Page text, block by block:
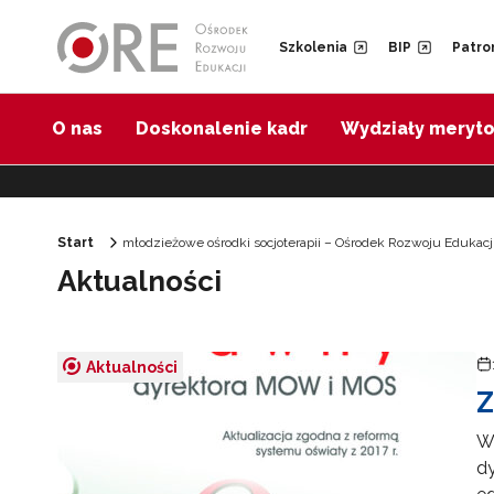
Szkolenia BIP
O nas Doskonalenie kadr Wydziały
Start młodzieżowe ośrodki socjoterapii – Ośrodek Rozwoju
Aktualności
Aktualności